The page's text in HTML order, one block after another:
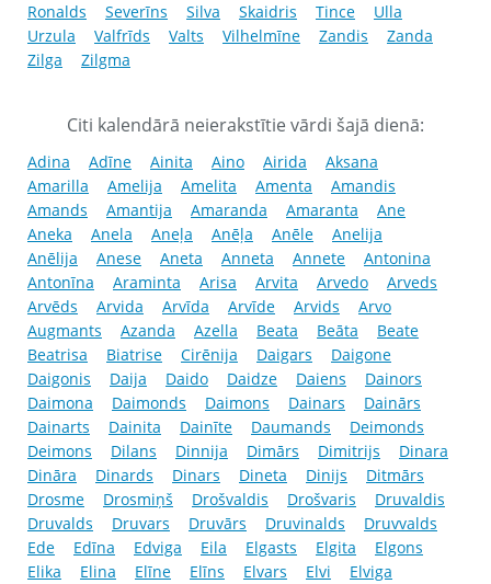
Ronalds
Severīns Silva Skaidris Tince
Ulla
Urzula
Valfrīds Valts Vilhelmīne Zandis
Zanda
Zilga
Zilgma
Citi kalendārā neierakstītie vārdi šajā dienā:
Adina Adīne Ainita Aino Airida
Aksana
Amarilla
Amelija Amelita Amenta
Amandis
Amands
Amantija Amaranda Amaranta
Ane
Aneka
Anela Aneļa Anēļa Anēle
Anelija
Anēlija
Anese Aneta Anneta Annete
Antonina
Antonīna
Araminta Arisa Arvita Arvedo
Arveds
Arvēds
Arvida Arvīda Arvīde Arvids
Arvo
Augmants
Azanda Azella Beata Beāta
Beate
Beatrisa
Biatrise Cirēnija Daigars
Daigone
Daigonis
Daija Daido Daidze Daiens
Dainors
Daimona
Daimonds Daimons Dainars
Dainārs
Dainarts
Dainita Dainīte Daumands
Deimonds
Deimons
Dilans Dinnija Dimārs Dimitrijs
Dinara
Dināra
Dinards Dinars Dineta Dinijs
Ditmārs
Drosme
Drosmiņš Drošvaldis Drošvaris
Druvaldis
Druvalds
Druvars Druvārs Druvinalds
Druvvalds
Ede
Edīna Edviga Eila Elgasts Elgita
Elgons
Elika
Elina Elīne Elīns Elvars Elvi
Elviga